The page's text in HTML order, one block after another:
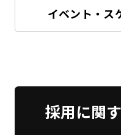
イベント・ス
採用に関